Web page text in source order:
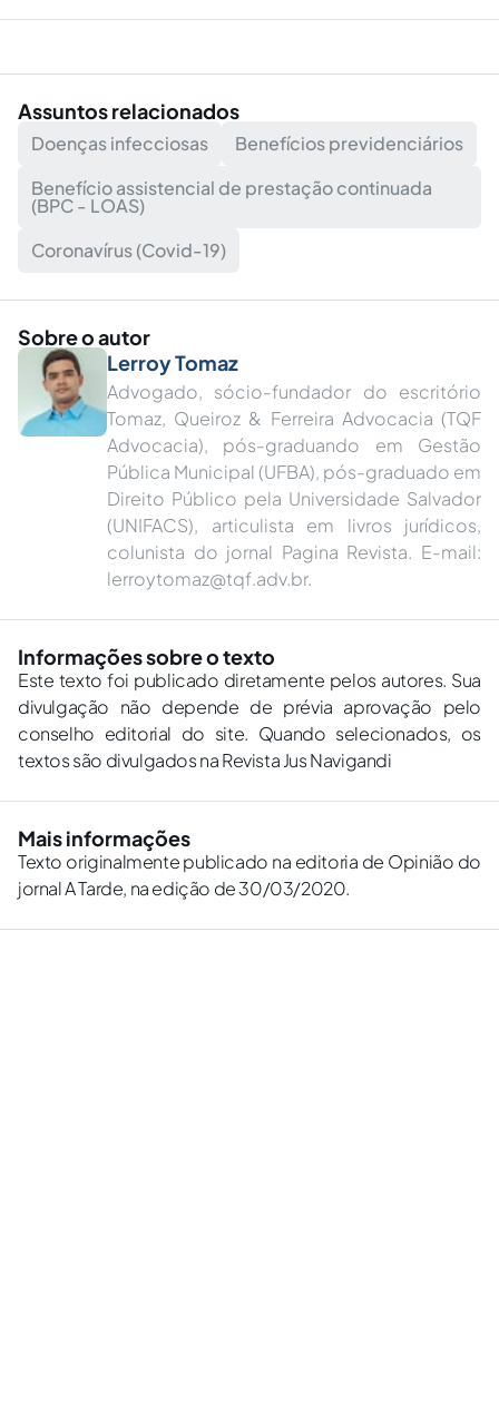
Assuntos relacionados
Doenças infecciosas
Benefícios previdenciários
Benefício assistencial de prestação continuada
(BPC - LOAS)
Coronavírus (Covid-19)
Sobre o autor
Lerroy Tomaz
Advogado, sócio-fundador do escritório
Tomaz, Queiroz & Ferreira Advocacia (TQF
Advocacia), pós-graduando em Gestão
Pública Municipal (UFBA), pós-graduado em
Direito Público pela Universidade Salvador
(UNIFACS), articulista em livros jurídicos,
colunista do jornal Pagina Revista. E-mail:
lerroytomaz@tqf.adv.br.
Informações sobre o texto
Este texto foi publicado diretamente pelos autores. Sua
divulgação não depende de prévia aprovação pelo
conselho editorial do site. Quando selecionados, os
textos são divulgados na Revista Jus Navigandi
Mais informações
Texto originalmente publicado na editoria de Opinião do
jornal A Tarde, na edição de 30/03/2020.